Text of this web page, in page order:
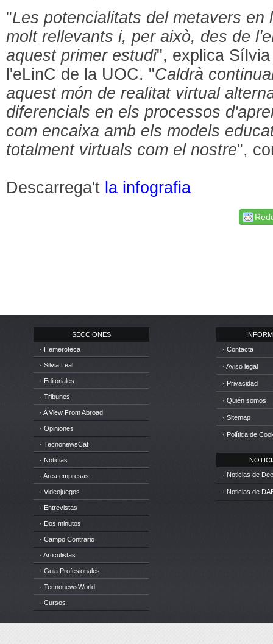
"Les potencialitats del metavers en
molt rellevants i, per això, des de
aquest primer estudi", explica
l'eLinC de la UOC. "Caldrà
aquest món de realitat virtual
diferencials en els processos
com encaixa amb els models
totalment virtuals com el nostre",
Descarrega't la infografia
SECCIONES
· Hemeroteca
· Silvia Leal
· Editoriales
· Tribunes
· A View From Abroad
· Opiniones
· TecnonewsCat
· Noticias
· Area empresas
· Videojuegos
· Entrevistas
· Dos minutos
· Campo Contrario
· Articulistas
· Guia Profesionales
· TecnonewsWorld
· Cursos
· Contacta
· Aviso legal
· Privacidad
· Quién somos
· Sitemap
· Política de
· Noticias de
· Noticias de